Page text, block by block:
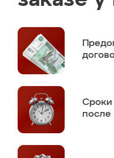
Сроки
после